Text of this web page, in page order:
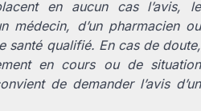
en aucun cas l’avis, le
médecin, d’un pharmacien ou
santé qualifié. En cas de doute,
en cours ou de situation
de demander l’avis d’un